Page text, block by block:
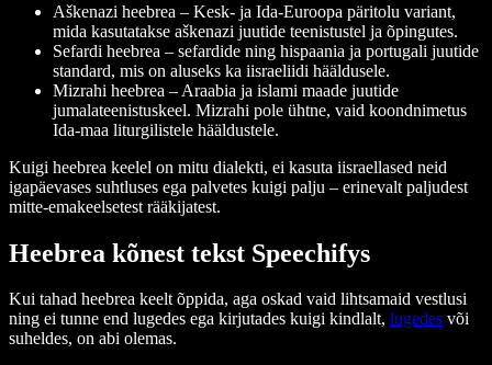
Aškenazi heebrea – Kesk- ja Ida-Euroopa päritolu variant,
mida kasutatakse aškenazi juutide teenistustel ja õpingutes.
Sefardi heebrea – sefardide ning hispaania ja portugali juutide
standard, mis on aluseks ka iisraeliidi hääldusele.
Mizrahi heebrea – Araabia ja islami maade juutide
jumalateenistuskeel. Mizrahi pole ühtne, vaid koondnimetus
Ida-maa liturgilistele hääldustele.
Kuigi heebrea keelel on mitu dialekti, ei kasuta iisraellased neid
igapäevases suhtluses ega palvetes kuigi palju – erinevalt paljudest
mitte-emakeelsetest rääkijatest.
Heebrea kõnest tekst Speechifys
Kui tahad heebrea keelt õppida, aga oskad vaid lihtsamaid vestlusi
ning ei tunne end lugedes ega kirjutades kuigi kindlalt, lugedes või
suheldes, on abi olemas.